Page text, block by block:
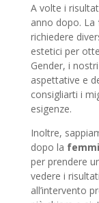
A volte i
anno dopo. La
richiedere
estetici per
Gender, i
aspettative e
consigliarti i
esigenze.
Inoltre,
dopo la
per prendere
vedere i
all’intervento